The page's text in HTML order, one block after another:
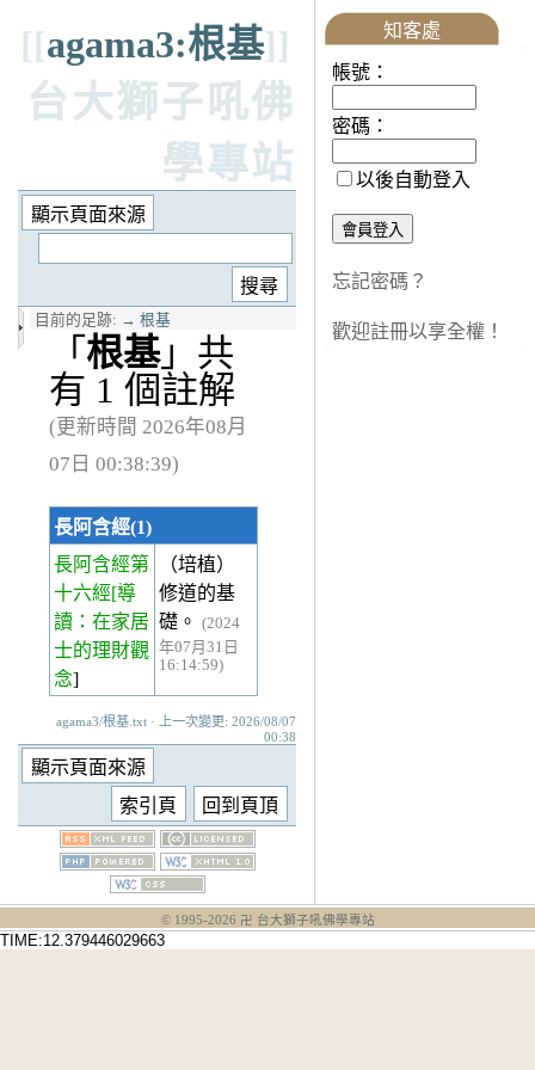
[[agama3:根基]]
台大獅子吼佛
學專站
目前的足跡: → 根基
「 根基」共
有 1 個註解
(更新時間 2026年08月
07日 00:38:39)
長阿含經(1)
長阿含經第
十六經[導
讀：在家居
士的理財觀
念]
（培植）
修道的基
礎。
(2024
年07月31日
16:14:59)
agama3/根基.txt · 上一次變更: 2026/08/07
00:38
知客處
帳號：
密碼：
以後自動登入
忘記密碼？
歡迎註冊以享全權！
© 1995-2026 卍 台大獅子吼佛學專站
TIME:12.379446029663